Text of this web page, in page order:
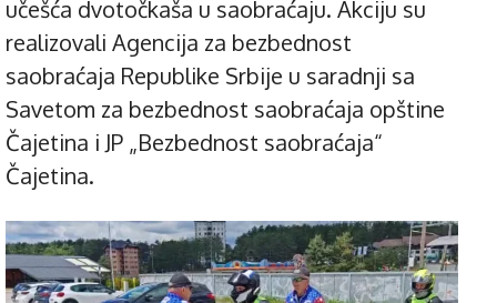
učešća dvotočkaša u saobraćaju. Akciju su
realizovali Agencija za bezbednost
saobraćaja Republike Srbije u saradnji sa
Savetom za bezbednost saobraćaja opštine
Čajetina i JP „Bezbednost saobraćaja“
Čajetina.